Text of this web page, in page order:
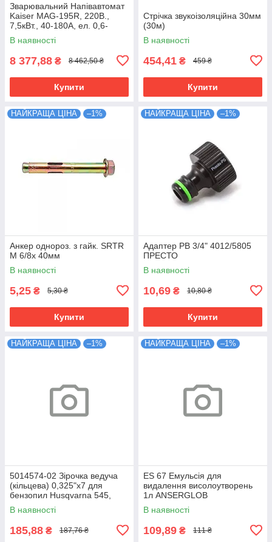
Зварювальний Напівавтомат
Kaiser MAG-195R, 220В.,
7,5кВт., 40-180А, ел. 0,6-
1,0мм.37кг
В наявності
8 377,88 ₴ 8 462,50 ₴
Купити
Стрічка звукоізоляційна 30мм
(30м)
В наявності
454,41 ₴ 459 ₴
Купити
НАЙКРАЩА ЦІНА –1%
Анкер однороз. з гайк. SRTR
М 6/8х 40мм
В наявності
5,25 ₴ 5,30 ₴
Купити
НАЙКРАЩА ЦІНА –1%
Адаптер РВ 3/4" 4012/5805
ПРЕСТО
В наявності
10,69 ₴ 10,80 ₴
Купити
НАЙКРАЩА ЦІНА –1%
5014574-02 Зірочка ведуча
(кільцева) 0,325"x7 для
бензопил Husqvarna 545,
550, 555, 560, 565
В наявності
185,88 ₴ 187,76 ₴
НАЙКРАЩА ЦІНА –1%
ES 67 Емульсія для
видалення висолоутворень
1л ANSERGLOB
В наявності
109,89 ₴ 111 ₴